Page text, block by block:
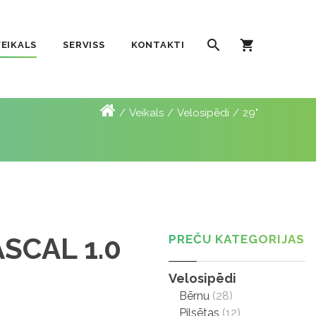
SERVISS KONTAKTI
Veikals Velosipēdi 29"
1.0 PREČU KATEGORIJAS
Velosipēdi
Bērnu (28)
Pilsētas (12)